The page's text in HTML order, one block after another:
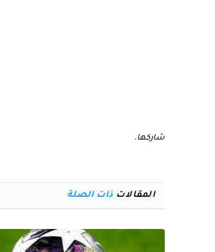
شاركها.
المقالات ذات الصلة